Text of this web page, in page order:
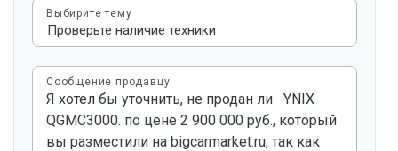
Выбирите тему
Сообщение продавцу